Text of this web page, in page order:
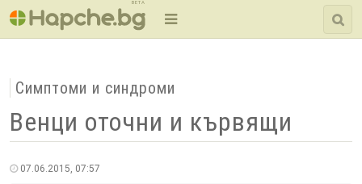
BETA
Симптоми и синдроми
Венци оточни и кървящи
07.06.2015, 07:57